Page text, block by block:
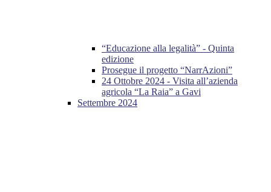
“Educazione alla legalità” - Quinta
edizione
Prosegue il progetto “NarrAzioni”
24 Ottobre 2024 - Visita all’azienda
agricola “La Raia” a Gavi
Settembre 2024